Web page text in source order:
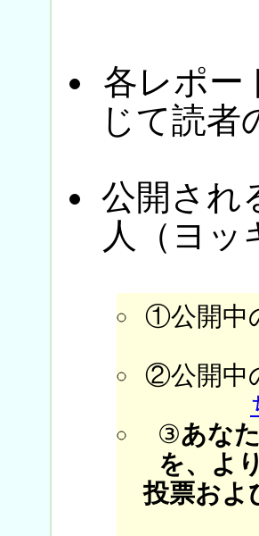
各レポー
じて読者
公開され
人（ヨ
①公開中
②公開中
③あな
を、よ
投票およ